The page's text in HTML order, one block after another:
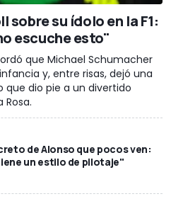
sobre su ídolo en la F1:
escuche esto"
que Michael Schumacher
y, entre risas, dejó una
que dio pie a un divertido
de Alonso que pocos ven:
un estilo de pilotaje"